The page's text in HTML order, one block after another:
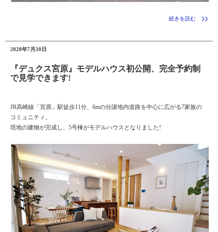
続きを読む
2020年7月20日
『デュクス宮原』モデルハウス初公開、完全予約制
で見学できます!
JR高崎線「宮原」駅徒歩11分、6mの分譲地内道路を中心に広がる7家族の
コミュニティ。
現地の建物が完成し、5号棟がモデルハウスとなりました!